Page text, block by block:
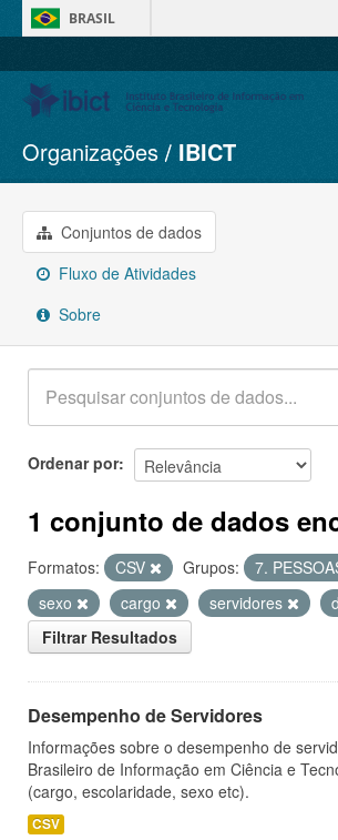
BRASIL
Conjuntos de dados
Organizações
Grupos
Sobre
Organizações IBICT
Conjuntos de dados
Fluxo de Atividades
Sobre
Ordenar por
1 conjunto de dados
Formatos: CSV Grupos: 7.
sexo
cargo servidores
Filtrar Resultados
Desempenho de Servidores
Informações sobre o desempenho de
Brasileiro de Informação em Ciência e
(cargo, escolaridade, sexo etc).
CSV